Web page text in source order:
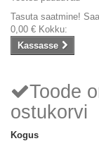
Tasuta saatmine!
0,00 € Kokku:
Kassasse
Toode
ostukorvi
Kogus